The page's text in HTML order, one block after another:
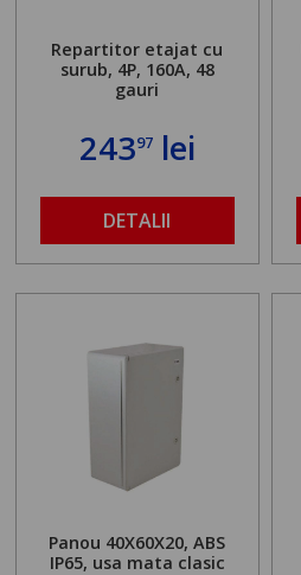
Repartitor etajat cu
surub, 4P, 160A, 48
gauri
24397lei
DETALII
Panou 40X60X20, ABS
IP65, usa mata clasic